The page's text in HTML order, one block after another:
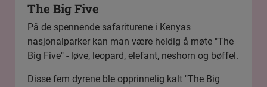
The Big Five
På de spennende safariturene i Kenyas
nasjonalparker kan man være heldig å møte "The
Big Five" - løve, leopard, elefant, neshorn og bøffel.
Disse fem dyrene ble opprinnelig kalt "The Big